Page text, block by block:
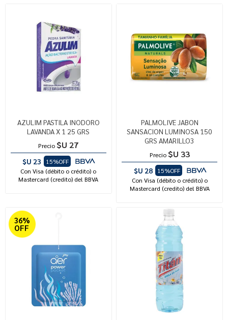
AZULIM PASTILA INODORO
LAVANDA X 1 25 GRS
Precio $U 27
$U 23
15%OFF
Con Visa (débito o crédito) o
Mastercard (credito) del BBVA
PALMOLIVE JABON
SANSACION LUMINOSA 150
GRS AMARILLO3
Precio $U 33
$U 28
15%OFF
Con Visa (débito o crédito) o
Mastercard (credito) del BBVA
36%
OFF